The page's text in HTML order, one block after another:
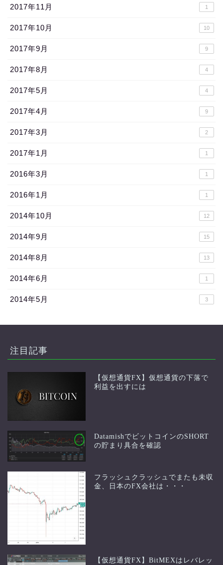
2017年11月 1
2017年10月 10
2017年9月 9
2017年8月 4
2017年5月 4
2017年4月 9
2017年3月 2
2017年1月 1
2016年3月 1
2016年1月 1
2014年10月 12
2014年9月 15
2014年8月 13
2014年6月 1
2014年5月 3
注目記事
【仮想通貨FX】仮想通貨の下落で
利益を出すには
DatamishでビットコインのSHORT
の貯まり具合を確認
フラッシュクラッシュでまたも未収
金、日本のFX会社は・・・
【仮想通貨FX】BitMEXはレバレッ